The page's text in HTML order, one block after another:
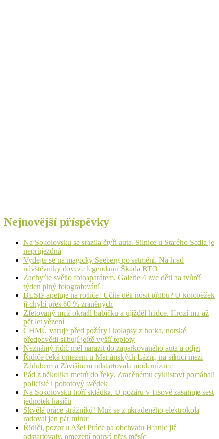
Nejnovější příspěvky
Na Sokolovsku se srazila čtyři auta. Silnice u Starého Sedla je
neprůjezdná
Vydejte se na magický Seeberg po setmění. Na hrad
návštěvníky doveze legendární Škoda RTO
Zachyťte světlo fotoaparátem. Galerie 4 zve děti na tvůrčí
týden plný fotografování
BESIP apeluje na rodiče! Učíte děti nosit přilbu? U koloběžek
jí chybí přes 60 % zraněných
Zfetovaný muž okradl babičku a ujížděl hlídce. Hrozí mu až
pět let vězení
ČHMÚ varuje před požáry i kolapsy z horka, norské
předpovědi slibují ještě vyšší teploty
Neznámý řidič měl narazit do zaparkovaného auta a odjet
Řidiče čeká omezení u Mariánských Lázní, na silnici mezi
Zádubem a Závišínem odstartovala modernizace
Pád z několika metrů do řeky. Zraněnému cyklistovi pomáhali
policisté i pohotový svědek
Na Sokolovsku hoří skládka. U požáru v Tisové zasahuje šest
jednotek hasičů
Skvělá práce strážníků! Muž se z ukradeného elektrokola
radoval jen pár minut
Řidiči, pozor u Aše! Práce na obchvatu Hranic již
odstartovaly, omezení potrvá přes měsíc